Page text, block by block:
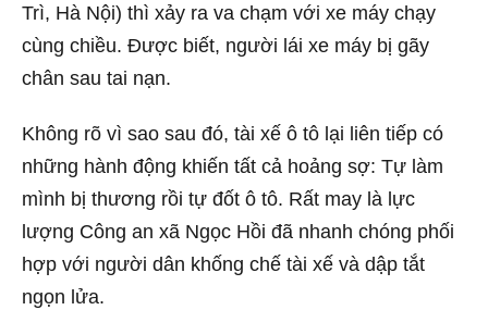
Trì, Hà Nội) thì xảy ra va chạm với xe máy chạy
cùng chiều. Được biết, người lái xe máy bị gãy
chân sau tai nạn.
Không rõ vì sao sau đó, tài xế ô tô lại liên tiếp có
những hành động khiến tất cả hoảng sợ: Tự làm
mình bị thương rồi tự đốt ô tô. Rất may là lực
lượng Công an xã Ngọc Hồi đã nhanh chóng phối
hợp với người dân khống chế tài xế và dập tắt
ngọn lửa.